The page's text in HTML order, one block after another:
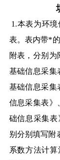
1.本表为环
表。表内带*
附表，分别为
基础信息采集
基础信息采集
信息采集表》
础信息采集
别分别填写附
系数方法计